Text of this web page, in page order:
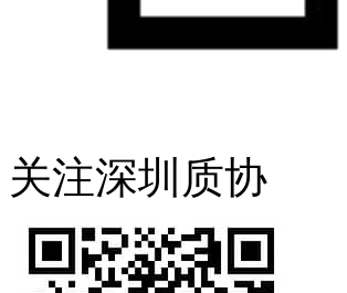
关注深圳质协